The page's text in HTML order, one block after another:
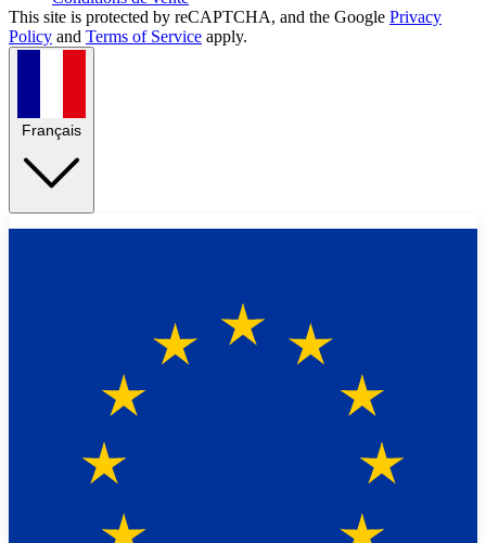
This site is protected by reCAPTCHA, and the Google Privacy
Policy and Terms of Service apply.
Français